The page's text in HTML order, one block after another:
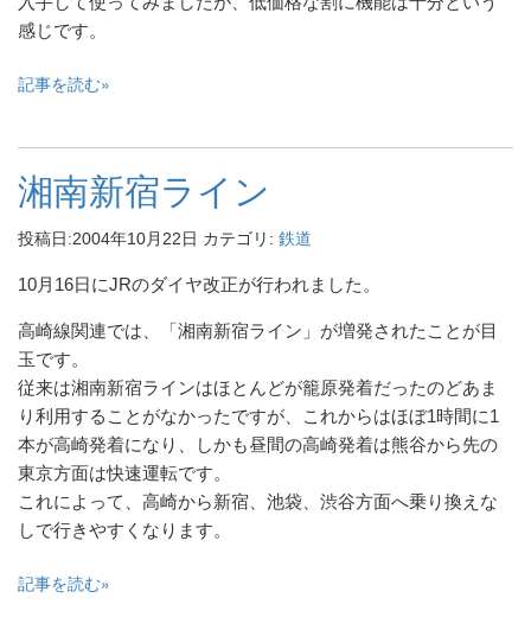
感じです。
記事を読む
湘南新宿ライン
投稿日:2004年10月22日 カテゴリ: 鉄道
10月16日にJRのダイヤ改正が行われました。
高崎線関連では、「湘南新宿ライン」が増発されたことが目
玉です。
従来は湘南新宿ラインはほとんどが籠原発着だったのどあま
り利用することがなかったですが、これからはほぼ1時間に1
本が高崎発着になり、しかも昼間の高崎発着は熊谷から先の
東京方面は快速運転です。
これによって、高崎から新宿、池袋、渋谷方面へ乗り換えな
しで行きやすくなります。
記事を読む